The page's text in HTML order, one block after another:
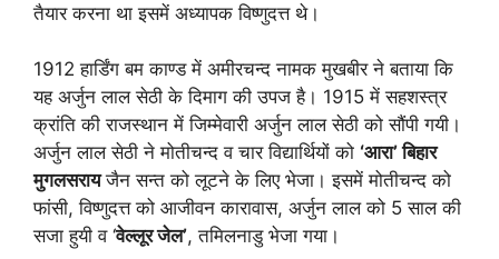
तैयार करना था इसमें अध्यापक विष्णुदत्त थे।
1912 हार्डिंग बम काण्ड में अमीरचन्द नामक मुखबीर ने बताया कि
यह अर्जुन लाल सेठी के दिमाग की उपज है। 1915 में सहशस्त्र
क्रांति की राजस्थान में जिम्मेवारी अर्जुन लाल सेठी को सौंपी गयी।
अर्जुन लाल सेठी ने मोतीचन्द व चार विद्यार्थियों को ‘आरा’बिहार
मुगलसरायजैन सन्त को लूटने के लिए भेजा। इसमें मोतीचन्द को
फांसी, विष्णुदत्त को आजीवन कारावास, अर्जुन लाल को 5 साल की
सजा हुयी व ‘वेल्लूर जेल’, तमिलनाडु भेजा गया।